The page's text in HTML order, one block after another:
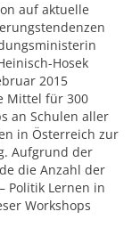
auf aktuelle
Hosek
2015
Mittel für 300
an Schulen aller
in Österreich zur
Aufgrund der
die Anzahl der
– Politik Lernen in
Workshops